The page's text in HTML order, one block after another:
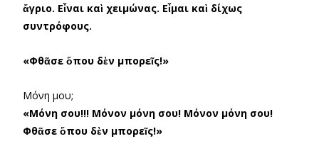
ἄγριο. Εἶναι καὶ χειμώνας. Εἶμαι καὶ δίχως
συντρόφους.
«Φθᾶσε ὅπου δὲν μπορεῖς!»
Μόνη μου;
«Μόνη σου!!! Μόνον μόνη σου! Μόνον μόνη σου!
Φθᾶσε ὅπου δὲν μπορεῖς!»